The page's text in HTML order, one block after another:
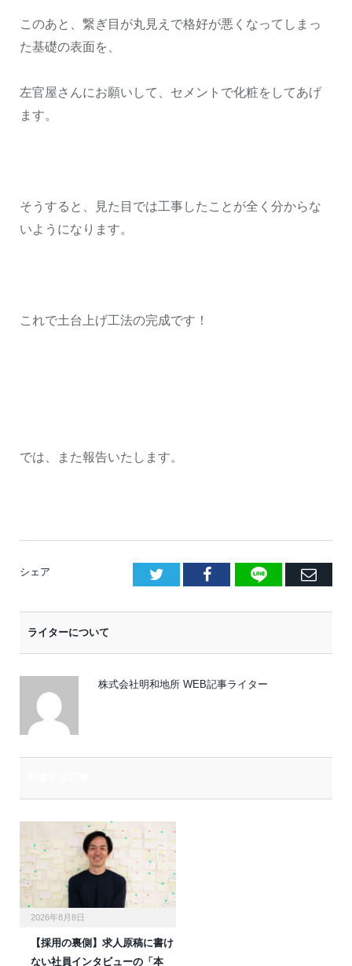
このあと、繋ぎ目が丸見えで格好が悪くなってしまっ
た基礎の表面を、
左官屋さんにお願いして、セメントで化粧をしてあげ
ます。
そうすると、見た目では工事したことが全く分からな
いようになります。
これで土台上げ工法の完成です！
では、また報告いたします。
シェア Facebook
LINE
E
ライターについて
株式会社明和地所 WEB記事ライター
2026年8月8日
【採用の裏側】求人原稿に書け
ない社員インタビューの「本